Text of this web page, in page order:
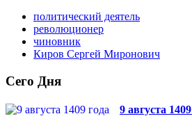
политический деятель
революционер
чиновник
Киров Сергей Миронович
Сего Дня
9 августа